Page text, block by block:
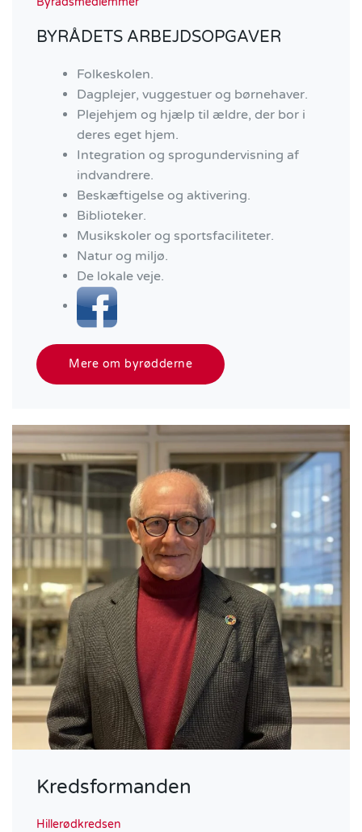
BYRÅDETS ARBEJDSOPGAVER
Folkeskolen.
Dagplejer, vuggestuer og børnehaver.
Plejehjem og hjælp til ældre, der bor i
deres eget hjem.
Integration og sprogundervisning af
indvandrere.
Beskæftigelse og aktivering.
Biblioteker.
Musikskoler og sportsfaciliteter.
Natur og miljø.
De lokale veje.
Mere om byrødderne
Kredsformanden
Hillerødkredsen